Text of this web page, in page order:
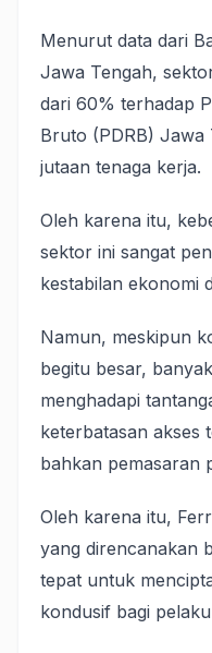
Menurut data dari
Jawa Tengah,
dari 60% terhadap
Bruto (PDRB) Jawa
jutaan tenaga kerja.
Oleh karena itu,
sektor ini sangat
kestabilan ekonomi
Namun, meskipun
begitu besar,
menghadapi
keterbatasan akses
bahkan pemasaran
Oleh karena itu,
yang direncanakan
tepat untuk
kondusif bagi